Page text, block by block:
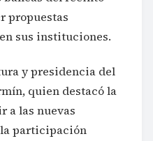
propuestas
sus instituciones.
y presidencia del
quien destacó la
a las nuevas
participación